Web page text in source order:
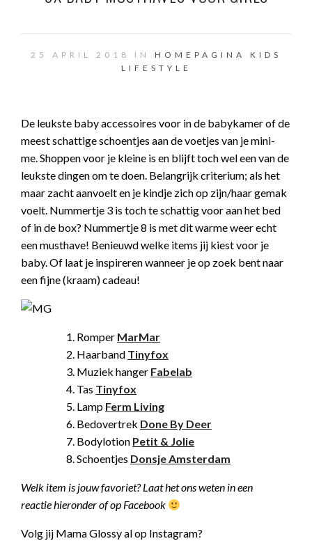
25 APRIL 2018 IN HOMEPAGINA
KIDS
LIFESTYLE
De leukste baby accessoires voor in de babykamer of de
meest schattige schoentjes aan de voetjes van je mini-
me. Shoppen voor je kleine is en blijft toch wel een van de
leukste dingen om te doen. Belangrijk criterium; als het
maar zacht aanvoelt en je kindje zich op zijn/haar gemak
voelt. Nummertje 3 is toch te schattig voor aan het bed
of in de box? Nummertje 8 is met dit warme weer echt
een musthave! Benieuwd welke items jij kiest voor je
baby. Of laat je inspireren wanneer je op zoek bent naar
een fijne (kraam) cadeau!
Romper MarMar
Haarband Tinyfox
Muziek hanger Fabelab
Tas Tinyfox
Lamp Ferm Living
Bedovertrek Done By Deer
Bodylotion Petit & Jolie
Schoentjes Donsje Amsterdam
Welk item is jouw favoriet? Laat het ons weten in een
reactie hieronder of op Facebook
Volg jij Mama Glossy al op Instagram?